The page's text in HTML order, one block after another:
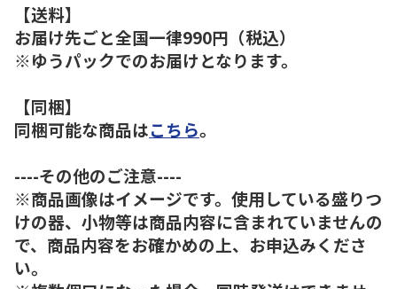
【送料】
お届け先ごと全国一律990円（税込）
※ゆうパックでのお届けとなります。
【同梱】
同梱可能な商品はこちら。
----その他のご注意----
※商品画像はイメージです。使用している盛りつ
けの器、小物等は商品内容に含まれていませんの
で、商品内容をお確かめの上、お申込みくださ
い。